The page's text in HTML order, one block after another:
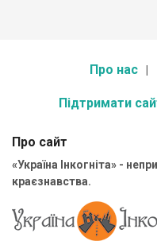
Про нас
Підтримати
Про сайт
«Україна Інкогніта» -
краєзнавства.